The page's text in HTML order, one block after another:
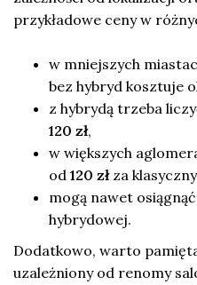
przykładowe ceny w
w mniejszych
bez hybryd kosztuje
z hybrydą trzeba
120 zł,
w większych
od120 złza
mogą nawet
hybrydowej.
Dodatkowo, warto
uzależniony od renomy